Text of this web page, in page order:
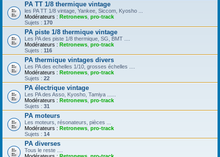
PA TT 1/8 thermique vintage
les PA TT 1/8 vintage, Yankee, Siccom, Kyosho ...
Modérateurs : Retronews, pro-track
Sujets : 170
PA piste 1/8 thermique vintage
Les PA des piste 1/8 thermique, SG, BMT ....
Modérateurs : Retronews, pro-track
Sujets : 116
PA thermique vintages divers
Les PA des echelles 1/10, grosses échelles ....
Modérateurs : Retronews, pro-track
Sujets : 22
PA électrique vintage
Les PA des Asso, Kyosho, Tamiya ......
Modérateurs : Retronews, pro-track
Sujets : 31
PA moteurs
Les moteurs, résonateurs, pièces ...
Modérateurs : Retronews, pro-track
Sujets : 14
PA diverses
Tous le reste ....